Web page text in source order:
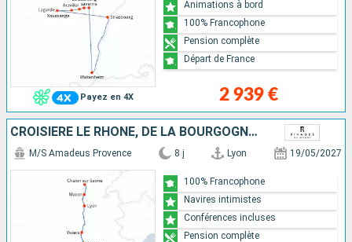
Payez en 4X 2 939 €
Animations à bord
100% Francophone
Pension complète
Départ de France
CROISIÈRE LE RHÔNE, DE LA BOURGOGNE À LA CAMARGUE
M/S Amadeus Provence 8 j Lyon 19/05/2027
100% Francophone
Navires intimistes
Conférences incluses
Pension complète